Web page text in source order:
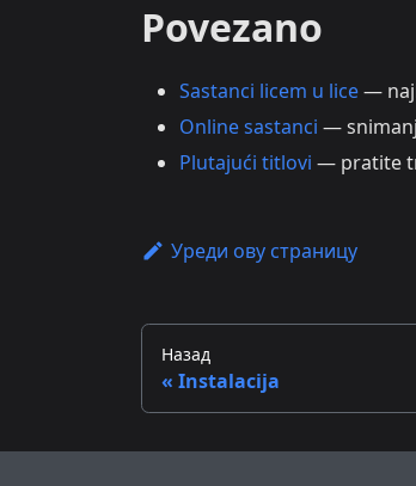
Povezano
Sastanci licem u lice—
Online sastanci —
Plutajući titlovi — pratite
Уреди ову страницу
Назад
Instalacija